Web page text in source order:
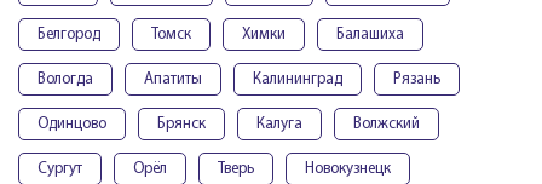
Белгород Томск Химки Балашиха
Вологда Апатиты Калининград Рязань
Одинцово Брянск Калуга Волжский
Сургут Орёл Тверь Новокузнецк